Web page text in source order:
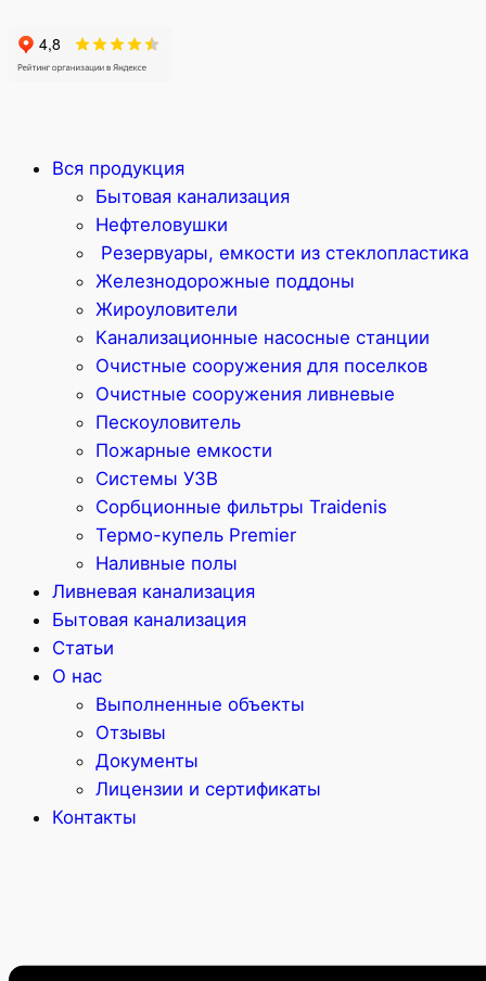
Вся продукция
Бытовая канализация
Нефтеловушки
Резервуары, емкости из стеклопластика
Железнодорожные поддоны
Жироуловители
Канализационные насосные станции
Очистные сооружения для поселков
Очистные сооружения ливневые
Пескоуловитель
Пожарные емкости
Системы УЗВ
Сорбционные фильтры Traidenis
Термо-купель Premier
Наливные полы
Ливневая канализация
Бытовая канализация
Статьи
О нас
Выполненные объекты
Отзывы
Документы
Лицензии и сертификаты
Контакты